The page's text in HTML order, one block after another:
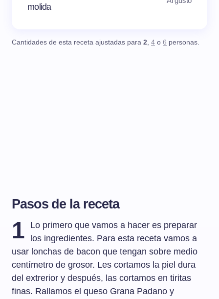
molida
Cantidades de esta receta ajustadas para 2, 4 o 6 personas.
Pasos de la receta
1
Lo primero que vamos a hacer es preparar
los ingredientes. Para esta receta vamos a
usar lonchas de bacon que tengan sobre medio
centímetro de grosor. Les cortamos la piel dura
del extrerior y después, las cortamos en tiritas
finas. Rallamos el queso Grana Padano y